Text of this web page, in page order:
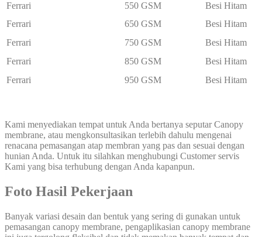
Ferrari
550 GSM
Besi Hitam
Ferrari
650 GSM
Besi Hitam
Ferrari
750 GSM
Besi Hitam
Ferrari
850 GSM
Besi Hitam
Ferrari
950 GSM Besi Hitam
Kami menyediakan tempat untuk Anda bertanya seputar Canopy
membrane, atau mengkonsultasikan terlebih dahulu mengenai
renacana pemasangan atap membran yang pas dan sesuai dengan
hunian Anda. Untuk itu silahkan menghubungi Customer servis
Kami yang bisa terhubung dengan Anda kapanpun.
Foto Hasil Pekerjaan
Banyak variasi desain dan bentuk yang sering di gunakan untuk
pemasangan canopy membrane, pengaplikasian canopy membrane